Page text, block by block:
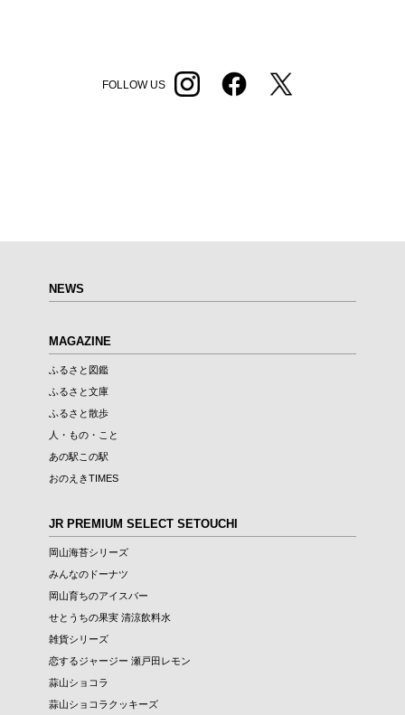
FOLLOW US
NEWS
MAGAZINE
ふるさと図鑑
ふるさと文庫
ふるさと散歩
人・もの・こと
あの駅この駅
おのえきTIMES
JR PREMIUM SELECT SETOUCHI
岡山海苔シリーズ
みんなのドーナツ
岡山育ちのアイスバー
せとうちの果実 清涼飲料水
雑貨シリーズ
恋するジャージー 瀬戸田レモン
蒜山ショコラ
蒜山ショコラクッキーズ